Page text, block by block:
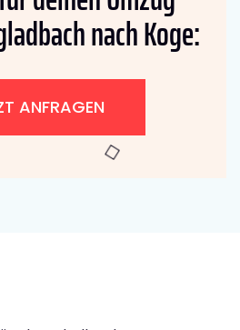
nach Koge:
ANFRAGEN